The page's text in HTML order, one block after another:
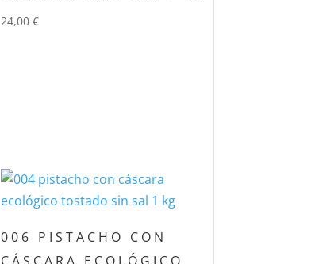
24,00 €
006 PISTACHO CON